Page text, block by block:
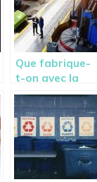
dans
l’agroalimentai
re?
Que fabrique-
t-on avec la
technique du
rotomoulage ?